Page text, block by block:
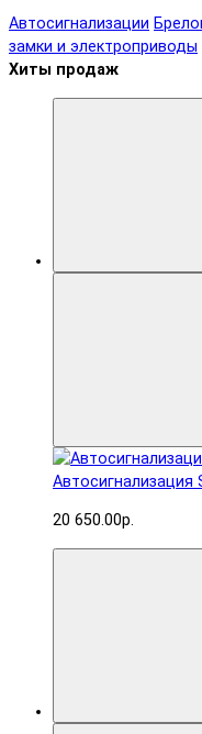
Автосигнализации
замки и электроприводы
Хиты продаж
Автосигнализация
20 650.00р.